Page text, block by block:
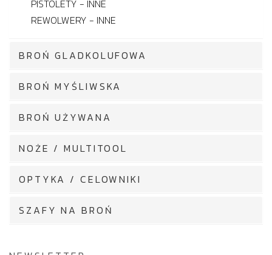
PISTOLETY - INNE
REWOLWERY - INNE
BROŃ GLADKOLUFOWA
BROŃ MYŚLIWSKA
BROŃ UŻYWANA
NOŻE / MULTITOOL
OPTYKA / CELOWNIKI
SZAFY NA BROŃ